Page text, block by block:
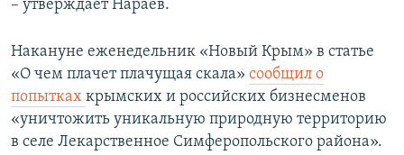
– утверждает Нараев.
Накануне еженедельник «Новый Крым» в статье
«О чем плачет плачущая скала» сообщил о
попытках крымских и российских бизнесменов
«уничтожить уникальную природную территорию
в селе Лекарственное Симферопольского района».